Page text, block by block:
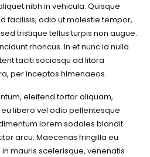
nibh in vehicula. Quisque
facilisis, odio ut molestie tempor,
tristique tellus turpis non augue.
rhoncus. In et nunc id nulla
taciti sociosqu ad litora
per inceptos himenaeos.
eleifend tortor aliquam,
libero vel odio pellentesque
lorem sodales blandit
arcu. Maecenas fringilla eu
mauris scelerisque, venenatis